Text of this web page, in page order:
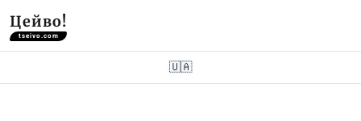
Цейво!
tseivo.com
🇺🇦